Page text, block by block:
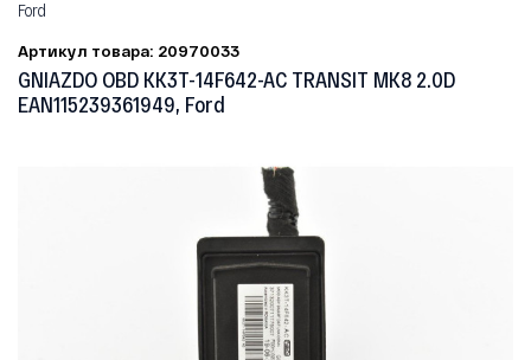
Ford
Артикул товара: 20970033
GNIAZDO OBD KK3T-14F642-AC TRANSIT MK8 2.0D
EAN115239361949, Ford